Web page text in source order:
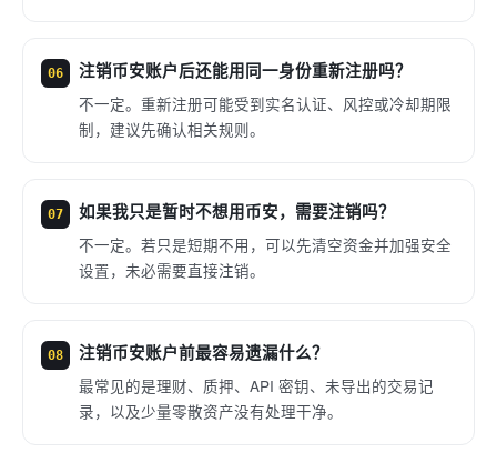
06 注销币安账户后还能用同一身份重新注册吗？
不一定。重新注册可能受到实名认证、风控或冷却期限
制，建议先确认相关规则。
07 如果我只是暂时不想用币安，需要注销吗？
不一定。若只是短期不用，可以先清空资金并加强安全
设置，未必需要直接注销。
08 注销币安账户前最容易遗漏什么？
最常见的是理财、质押、API 密钥、未导出的交易记
录，以及少量零散资产没有处理干净。